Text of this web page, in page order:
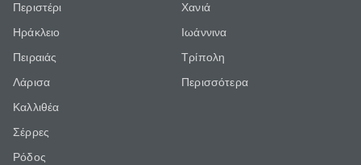
Περιστέρι
Ηράκλειο
Πειραιάς
Λάρισα
Καλλιθέα
Σέρρες
Ρόδος
Χανιά
Ιωάννινα
Τρίπολη
Περισσότερα